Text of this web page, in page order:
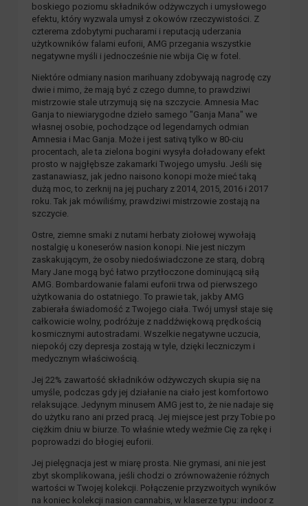
boskiego poziomu składników odżywczych i umysłowego
efektu, który wyzwala umysł z okowów rzeczywistości. Z
czterema zdobytymi pucharami i reputacją uderzania
użytkowników falami euforii, AMG przegania wszystkie
negatywne myśli i jednocześnie nie wbija Cię w fotel.
Niektóre odmiany nasion marihuany zdobywają nagrodę czy
dwie i mimo, że mają być z czego dumne, to prawdziwi
mistrzowie stale utrzymują się na szczycie. Amnesia Mac
Ganja to niewiarygodne dzieło samego "Ganja Mana" we
własnej osobie, pochodzące od legendarnych odmian
Amnesia i Mac Ganja. Może i jest sativą tylko w 80-ciu
procentach, ale ta zielona bogini wysyła doładowany efekt
prosto w najgłębsze zakamarki Twojego umysłu. Jeśli się
zastanawiasz, jak jedno naisono konopi może mieć taką
dużą moc, to zerknij na jej puchary z 2014, 2015, 2016 i 2017
roku. Tak jak mówiliśmy, prawdziwi mistrzowie zostają na
szczycie.
Ostre, ziemne smaki z nutami herbaty ziołowej wywołają
nostalgię u koneserów nasion konopi. Nie jest niczym
zaskakującym, że osoby niedoświadczone ze starą, dobrą
Mary Jane mogą być łatwo przytłoczone dominującą siłą
AMG. Bombardowanie falami euforii trwa od pierwszego
użytkowania do ostatniego. To prawie tak, jakby AMG
zabierała świadomość z Twojego ciała. Twój umysł staje się
całkowicie wolny, podróżuje z naddźwiękową prędkością
kosmicznymi autostradami. Wszelkie negatywne uczucia,
niepokój czy depresja zostają w tyle, dzięki leczniczym i
medycznym właściwością.
Jej 22% zawartość składników odżywczych skupia się na
umyśle, podczas gdy jej działanie na ciało jest komfortowo
relaksujące. Jedynym minusem AMG jest to, że nie nadaje się
do użytku rano ani przed pracą. Jej miejsce jest przy Tobie po
ciężkim dniu w biurze. To właśnie wtedy weźmie Cię za rękę i
poprowadzi do błogiej euforii.
Jej pielęgnacja jest w miarę prosta. Nie grymasi, ani nie jest
zbyt skomplikowana, jeśli chodzi o zrównoważenie różnych
wartości w Twojej kolekcji. Połączenie przyzwoitych wyników
na koniec kolekcji nasion cannabis, w klaserze typu: indoor z